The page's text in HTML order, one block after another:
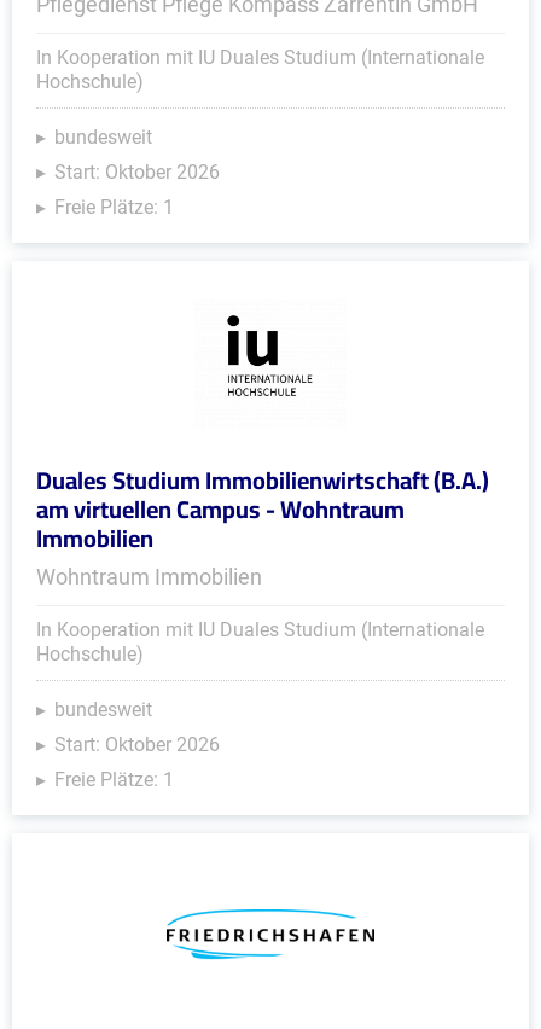
In Kooperation mit IU Duales Studium (Internationale
Hochschule)
bundesweit
Start: Oktober 2026
Freie Plätze: 1
Duales Studium Immobilienwirtschaft (B.A.)
am virtuellen Campus - Wohntraum
Immobilien
Wohntraum Immobilien
In Kooperation mit IU Duales Studium (Internationale
Hochschule)
bundesweit
Start: Oktober 2026
Freie Plätze: 1